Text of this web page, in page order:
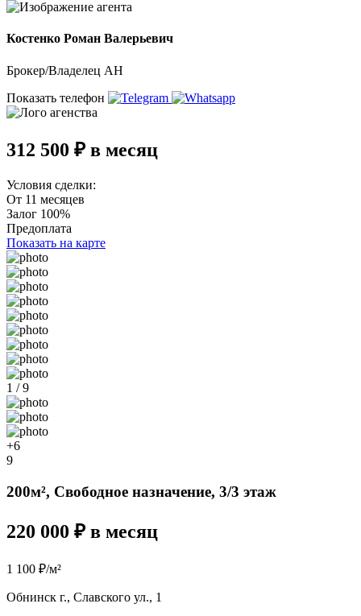
Костенко Роман Валерьевич
Брокер/Владелец АН
Показать телефон
312 500 ₽ в месяц
Условия сделки:
От 11 месяцев
Залог 100%
Предоплата
Показать на карте
1 / 9
+6
9
200м², Свободное назначение, 3/3 этаж
220 000 ₽ в месяц
1 100 ₽/м²
Обнинск г., Славского ул., 1